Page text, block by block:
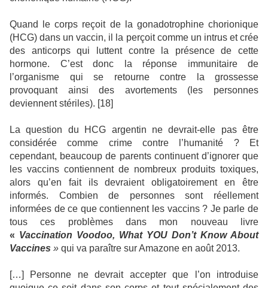
Quand le corps reçoit de la gonadotrophine chorionique
(HCG) dans un vaccin, il la perçoit comme un intrus et crée
des anticorps qui luttent contre la présence de cette
hormone. C’est donc la réponse immunitaire de
l’organisme qui se retourne contre la grossesse
provoquant ainsi des avortements (les personnes
deviennent stériles). [18]
La question du HCG argentin ne devrait-elle pas être
considérée comme crime contre l’humanité ? Et
cependant, beaucoup de parents continuent d’ignorer que
les vaccins contiennent de nombreux produits toxiques,
alors qu’en fait ils devraient obligatoirement en être
informés. Combien de personnes sont réellement
informées de ce que contiennent les vaccins ? Je parle de
tous ces problèmes dans mon nouveau livre
« Vaccination Voodoo, What YOU Don’t Know About
Vaccines » qui va paraître sur Amazone en août 2013.
[…]
Personne ne devrait accepter que l’on introduise